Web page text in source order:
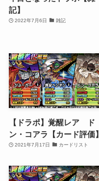
記】
2022年7月6日 雑記
【ドラポ】覚醒レア ド
ン・コアラ【カード評価】
2021年7月17日 カードリスト